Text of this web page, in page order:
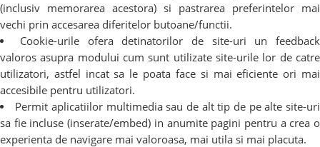
(inclusiv memorarea acestora) si pastrarea preferintelor mai
vechi prin accesarea diferitelor butoane/functii.
Cookie-urile ofera detinatorilor de site-uri un feedback
valoros asupra modului cum sunt utilizate site-urile lor de catre
utilizatori, astfel incat sa le poata face si mai eficiente ori mai
accesibile pentru utilizatori.
Permit aplicatiilor multimedia sau de alt tip de pe alte site-uri
sa fie incluse (inserate/embed) in anumite pagini pentru a crea o
experienta de navigare mai valoroasa, mai utila si mai placuta.